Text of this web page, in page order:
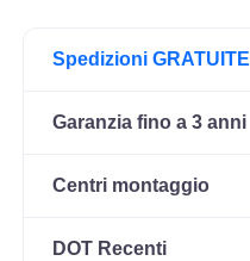
Spedizioni GRATUITE
Garanzia fino a 3 anni
Centri montaggio
DOT Recenti